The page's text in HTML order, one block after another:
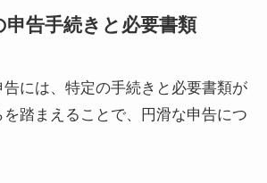
申告手続きと必要書類
には、特定の手続きと必要書類が
踏まえることで、円滑な申告につ